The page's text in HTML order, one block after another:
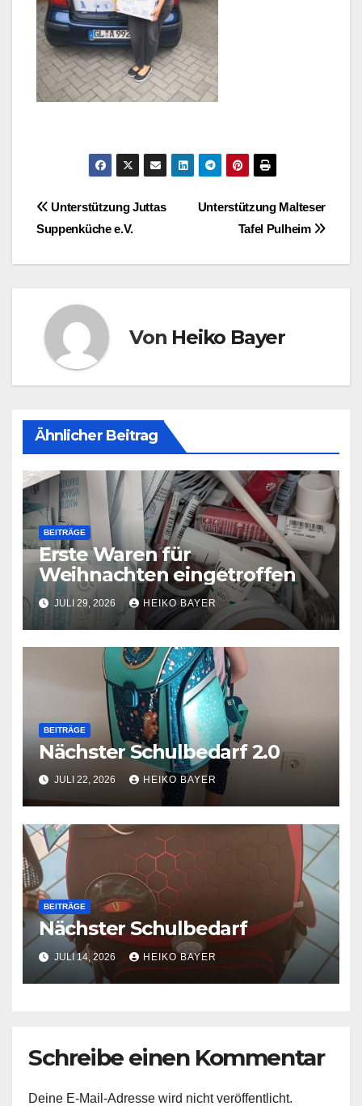
Beitragsnavigation
Unterstützung Malteser
Tafel Pulheim
Unterstützung Juttas
Suppenküche e.V.
Von Heiko Bayer
Ähnlicher Beitrag
BEITRÄGE
Erste Waren für
Weihnachten eingetroffen
JULI 29, 2026 HEIKO BAYER
BEITRÄGE
Nächster Schulbedarf 2.0
JULI 22, 2026 HEIKO BAYER
BEITRÄGE
Nächster Schulbedarf
JULI 14, 2026 HEIKO BAYER
Schreibe einen Kommentar
Deine E-Mail-Adresse wird nicht veröffentlicht.